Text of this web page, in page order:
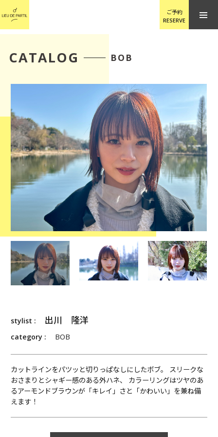
ご予約
RESERVE
CATALOG BOB
stylist : 出川 隆洋
category : BOB
カットラインをパツッと切りっぱなしにしたボブ。 スリークな
おさまりとシャギー感のある外ハネ、 カラーリングはツヤのあ
るアーモンドブラウンが「キレイ」さと「かわいい」を兼ね備
えます！